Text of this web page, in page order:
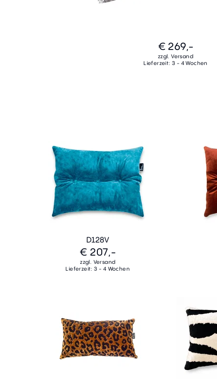
€ 269,-
zzgl. Versand
Lieferzeit: 3 - 4 Wochen
D128V
€ 207,-
zzgl. Versand
Lieferzeit: 3 - 4 Wochen